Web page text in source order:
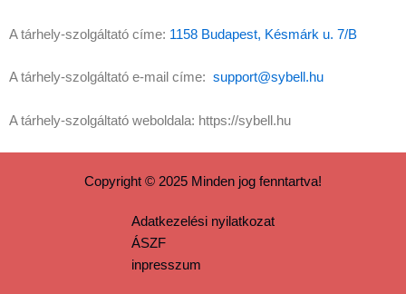
A tárhely-szolgáltató címe: 1158 Budapest, Késmárk u. 7/B
A tárhely-szolgáltató e-mail címe: support@sybell.hu
A tárhely-szolgáltató weboldala: https://sybell.hu
Copyright © 2025 Minden jog fenntartva!
Adatkezelési nyilatkozat
ÁSZF
inpresszum